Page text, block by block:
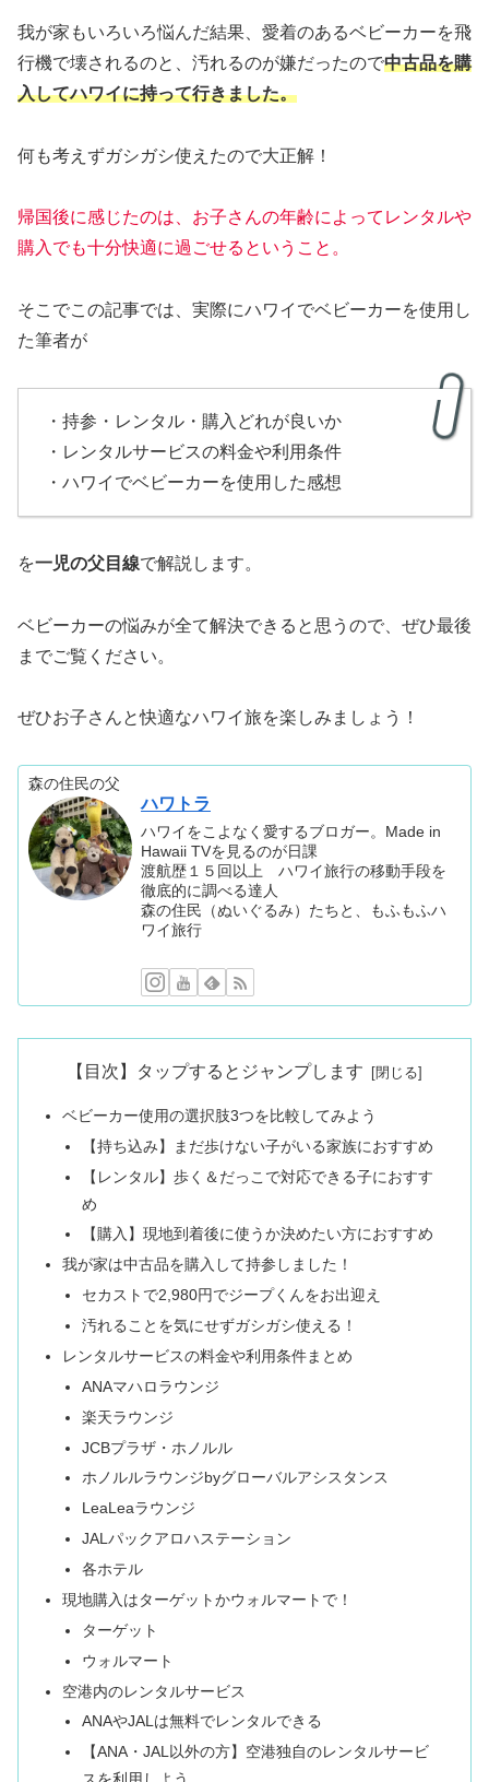
我が家もいろいろ悩んだ結果、愛着のあるベビーカーを飛
行機で壊されるのと、汚れるのが嫌だったので中古品を購
入してハワイに持って行きました。
何も考えずガシガシ使えたので大正解！
帰国後に感じたのは、お子さんの年齢によってレンタルや
購入でも十分快適に過ごせるということ。
そこでこの記事では、実際にハワイでベビーカーを使用し
た筆者が
・持参・レンタル・購入どれが良いか
・レンタルサービスの料金や利用条件
・ハワイでベビーカーを使用した感想
を一児の父目線で解説します。
ベビーカーの悩みが全て解決できると思うので、ぜひ最後
までご覧ください。
ぜひお子さんと快適なハワイ旅を楽しみましょう！
森の住民の父
ハワトラ
ハワイをこよなく愛するブロガー。Made in
Hawaii TVを見るのが日課
渡航歴１５回以上 ハワイ旅行の移動手段を
徹底的に調べる達人
森の住民（ぬいぐるみ）たちと、もふもふハ
ワイ旅行
【目次】タップするとジャンプします
ベビーカー使用の選択肢3つを比較してみよう
【持ち込み】まだ歩けない子がいる家族におすすめ
【レンタル】歩く＆だっこで対応できる子におすす
め
【購入】現地到着後に使うか決めたい方におすすめ
我が家は中古品を購入して持参しました！
セカストで2,980円でジープくんをお出迎え
汚れることを気にせずガシガシ使える！
レンタルサービスの料金や利用条件まとめ
ANAマハロラウンジ
楽天ラウンジ
JCBプラザ・ホノルル
ホノルルラウンジbyグローバルアシスタンス
LeaLeaラウンジ
JALパックアロハステーション
各ホテル
現地購入はターゲットかウォルマートで！
ターゲット
ウォルマート
空港内のレンタルサービス
ANAやJALは無料でレンタルできる
【ANA・JAL以外の方】空港独自のレンタルサービ